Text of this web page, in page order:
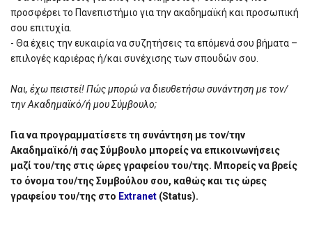
προσφέρει το Πανεπιστήμιο για την ακαδημαϊκή και προσωπική
σου επιτυχία.
- Θα έχεις την ευκαιρία να συζητήσεις τα επόμενά σου βήματα –
επιλογές καριέρας ή/και συνέχισης των σπουδών σου.
Ναι, έχω πειστεί! Πώς μπορώ να διευθετήσω συνάντηση με τον/
την Ακαδημαϊκό/ή μου Σύμβουλο;
Για να προγραμματίσετε τη συνάντηση με τον/την
Ακαδημαϊκό/ή σας Σύμβουλο μπορείς να επικοινωνήσεις
μαζί του/της στις ώρες γραφείου του/της. Μπορείς να βρείς
το όνομα του/της Συμβούλου σου, καθώς και τις ώρες
γραφείου του/της στο Extranet (Status).